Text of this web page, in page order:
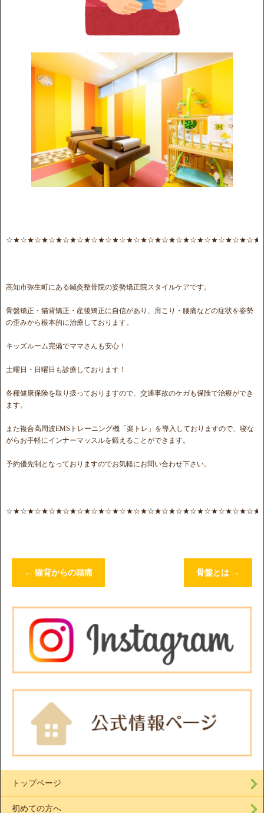
高知市弥生町にある鍼灸整骨院の姿勢矯正院スタイルケアです。
骨盤矯正・猫背矯正・産後矯正に自信があり、肩こり・腰痛などの症状を姿勢
の歪みから根本的に治療しております。
キッズルーム完備でママさんも安心！
土曜日・日曜日も診療しております！
各種健康保険を取り扱っておりますので、交通事故のケガも保険で治療ができ
ます。
また複合高周波EMSトレーニング機「楽トレ」を導入しておりますので、寝な
がらお手軽にインナーマッスルを鍛えることができます。
予約優先制となっておりますのでお気軽にお問い合わせ下さい。
← 猫背からの頭痛 骨盤とは →
トップページ
初めての方へ